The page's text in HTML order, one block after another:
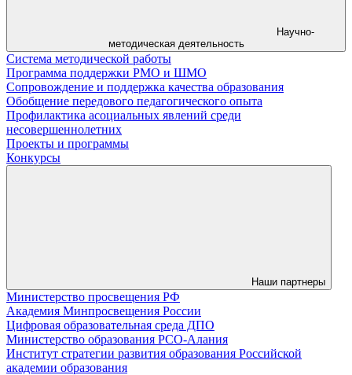
Научно-
методическая деятельность
Система методической работы
Программа поддержки РМО и ШМО
Сопровождение и поддержка качества образования
Обобщение передового педагогического опыта
Профилактика асоциальных явлений среди
несовершеннолетних
Проекты и программы
Конкурсы
Наши партнеры
Министерство просвещения РФ
Академия Минпросвещения России
Цифровая образовательная среда ДПО
Министерство образования РСО-Алания
Институт стратегии развития образования Российской
академии образования